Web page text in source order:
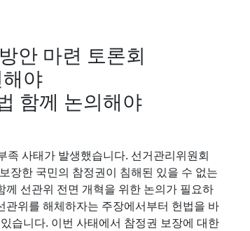
안 마련 토론회
야
함께 논의해야
사태가 발생했습니다. 선거관리위원회
장한 국민의 참정권이 침해된 있을 수 없는
선관위 전면 개혁을 위한 논의가 필요하
위를 해체하자는 주장에서부터 헌법을 바
습니다. 이번 사태에서 참정권 보장에 대한